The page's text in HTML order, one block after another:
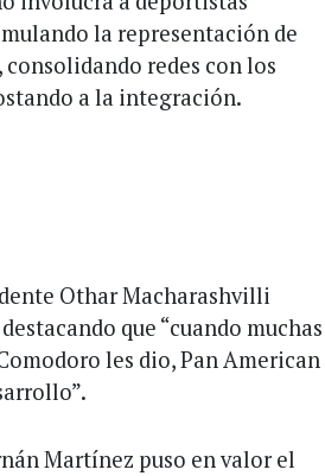
la representación de
redes con los
a la integración.
Othar Macharashvilli
que “cuando muchas
les dio, Pan American
Martínez puso en valor el